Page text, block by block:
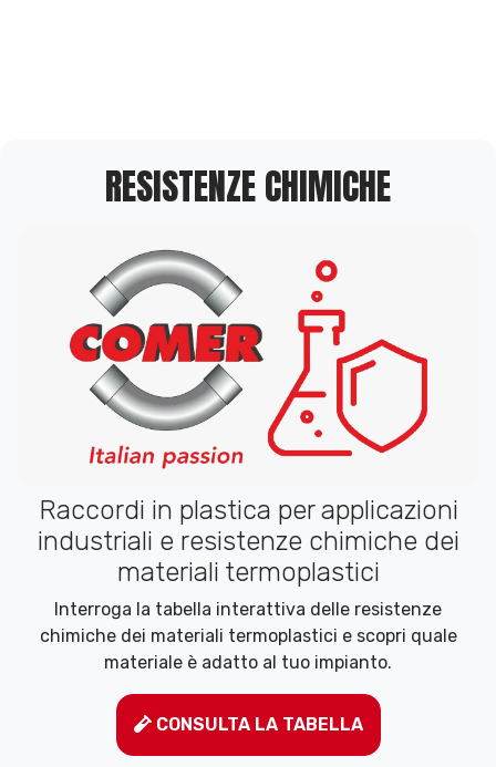
RESISTENZE CHIMICHE
Raccordi in plastica per applicazioni
industriali e resistenze chimiche dei
materiali termoplastici
Interroga la tabella interattiva delle resistenze
chimiche dei materiali termoplastici e scopri quale
materiale è adatto al tuo impianto.
CONSULTA LA TABELLA